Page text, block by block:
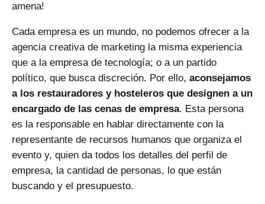
amena!
Cada empresa es un mundo, no podemos ofrecer a la
agencia creativa de marketing la misma experiencia
que a la empresa de tecnología; o a un partido
político, que busca discreción. Por ello, aconsejamos
a los restauradores y hosteleros que designen a un
encargado de las cenas de empresa. Esta persona
es la responsable en hablar directamente con la
representante de recursos humanos que organiza el
evento y, quien da todos los detalles del perfil de
empresa, la cantidad de personas, lo que están
buscando y el presupuesto.